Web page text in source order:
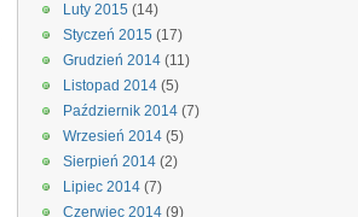
Luty 2015 (14)
Styczeń 2015 (17)
Grudzień 2014 (11)
Listopad 2014 (5)
Październik 2014 (7)
Wrzesień 2014 (5)
Sierpień 2014 (2)
Lipiec 2014 (7)
Czerwiec 2014 (9)